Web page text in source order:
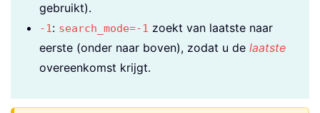
gebruikt).
-1: search_mode=-1 zoekt van laatste naar
eerste (onder naar boven), zodat u de laatste
overeenkomst krijgt.